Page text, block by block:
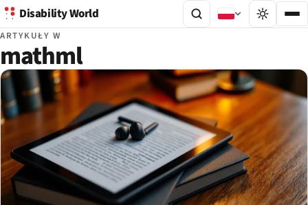
Disability World
ARTYKUŁY W
mathml